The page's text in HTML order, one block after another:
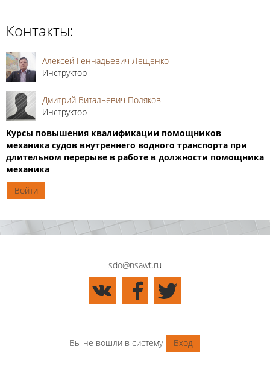
Контакты:
Алексей Геннадьевич Лещенко
Инструктор
Дмитрий Витальевич Поляков
Инструктор
Курсы повышения квалификации помощников
механика судов внутреннего водного транспорта при
длительном перерыве в работе в должности помощника
механика
Войти
sdo@nsawt.ru
Вы не вошли в систему Вход